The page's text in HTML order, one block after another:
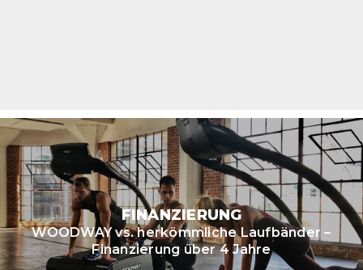
FINANZIERUNG
WOODWAY vs. herkömmliche Laufbänder –
Finanzierung über 4 Jahre